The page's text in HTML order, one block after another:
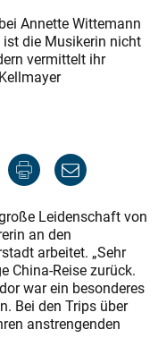
Annette Wittemann
die Musikerin nicht
vermittelt ihr
Leidenschaft von
an den
arbeitet. „Sehr
China-Reise zurück.
war ein besonderes
Bei den Trips über
anstrengenden